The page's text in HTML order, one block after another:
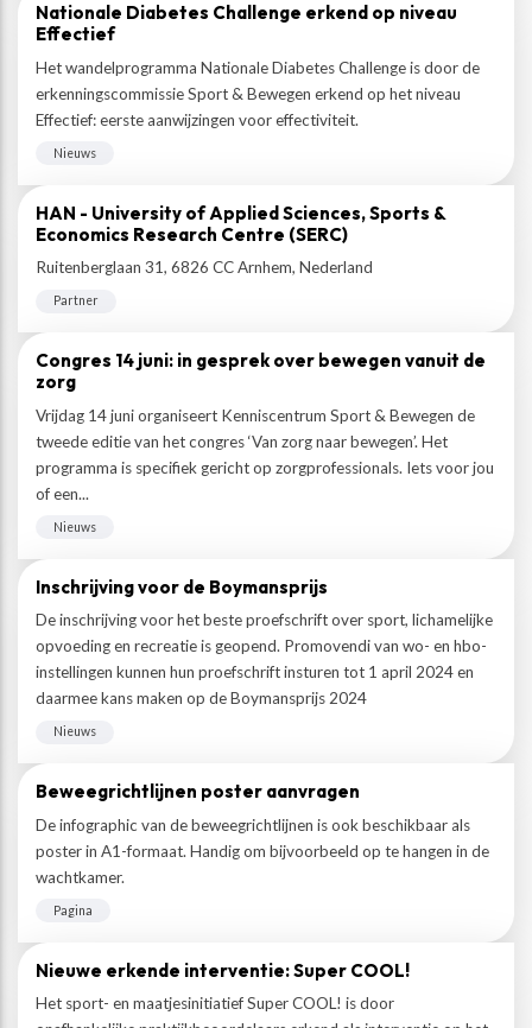
Nationale Diabetes Challenge erkend op niveau
Effectief
Het wandelprogramma Nationale Diabetes Challenge is door de
erkenningscommissie Sport & Bewegen erkend op het niveau
Effectief: eerste aanwijzingen voor effectiviteit.
Nieuws
HAN - University of Applied Sciences, Sports &
Economics Research Centre (SERC)
Ruitenberglaan 31, 6826 CC Arnhem, Nederland
Partner
Congres 14 juni: in gesprek over bewegen vanuit de
zorg
Vrijdag 14 juni organiseert Kenniscentrum Sport & Bewegen de
tweede editie van het congres ‘Van zorg naar bewegen’. Het
programma is specifiek gericht op zorgprofessionals. Iets voor jou
of een...
Nieuws
Inschrijving voor de Boymansprijs
De inschrijving voor het beste proefschrift over sport, lichamelijke
opvoeding en recreatie is geopend. Promovendi van wo- en hbo-
instellingen kunnen hun proefschrift insturen tot 1 april 2024 en
daarmee kans maken op de Boymansprijs 2024
Nieuws
Beweegrichtlijnen poster aanvragen
De infographic van de beweegrichtlijnen is ook beschikbaar als
poster in A1-formaat. Handig om bijvoorbeeld op te hangen in de
wachtkamer.
Pagina
Nieuwe erkende interventie: Super COOL!
Het sport- en maatjesinitiatief Super COOL! is door